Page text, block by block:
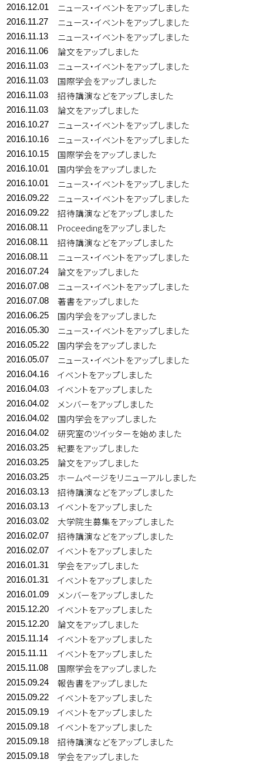
2016.12.01 ニュース・イベントをアップしました
2016.11.27 ニュース・イベントをアップしました
2016.11.13 ニュース・イベントをアップしました
2016.11.06 論文をアップしました
2016.11.03 ニュース・イベントをアップしました
2016.11.03 国際学会をアップしました
2016.11.03 招待講演などをアップしました
2016.11.03 論文をアップしました
2016.10.27 ニュース・イベントをアップしました
2016.10.16 ニュース・イベントをアップしました
2016.10.15 国際学会をアップしました
2016.10.01 国内学会をアップしました
2016.10.01 ニュース・イベントをアップしました
2016.09.22 ニュース・イベントをアップしました
2016.09.22 招待講演などをアップしました
2016.08.11 Proceedingをアップしました
2016.08.11 招待講演などをアップしました
2016.08.11 ニュース・イベントをアップしました
2016.07.24 論文をアップしました
2016.07.08 ニュース・イベントをアップしました
2016.07.08 著書をアップしました
2016.06.25 国内学会をアップしました
2016.05.30 ニュース・イベントをアップしました
2016.05.22 国内学会をアップしました
2016.05.07 ニュース・イベントをアップしました
2016.04.16 イベントをアップしました
2016.04.03 イベントをアップしました
2016.04.02 メンバーをアップしました
2016.04.02 国内学会をアップしました
2016.04.02 研究室のツイッターを始めました
2016.03.25 紀要をアップしました
2016.03.25 論文をアップしました
2016.03.25 ホームページをリニューアルしました
2016.03.13 招待講演などをアップしました
2016.03.13 イベントをアップしました
2016.03.02 大学院生募集をアップしました
2016.02.07 招待講演などをアップしました
2016.02.07 イベントをアップしました
2016.01.31 学会をアップしました
2016.01.31 イベントをアップしました
2016.01.09 メンバーをアップしました
2015.12.20 イベントをアップしました
2015.12.20 論文をアップしました
2015.11.14 イベントをアップしました
2015.11.11 イベントをアップしました
2015.11.08 国際学会をアップしました
2015.09.24 報告書をアップしました
2015.09.22 イベントをアップしました
2015.09.19 イベントをアップしました
2015.09.18 イベントをアップしました
2015.09.18 招待講演などをアップしました
2015.09.18 学会をアップしました